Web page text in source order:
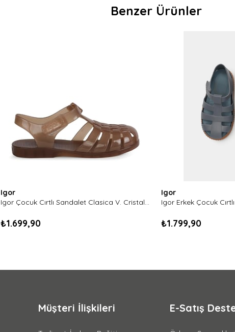
Benzer Ürünler
Igor
Igor Çocuk Cırtlı Sandalet Clasica V. Cristal-Marron
₺1.699,90
Igor
₺1.799,90
Müşteri İlişkileri E-Satış